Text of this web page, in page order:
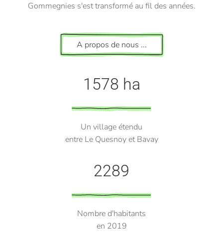
Gommegnies s'est transformé au fil des années.
A propos de nous ...
1578 ha
Un village étendu
entre Le Quesnoy et Bavay
2289
Nombre d'habitants
en 2019